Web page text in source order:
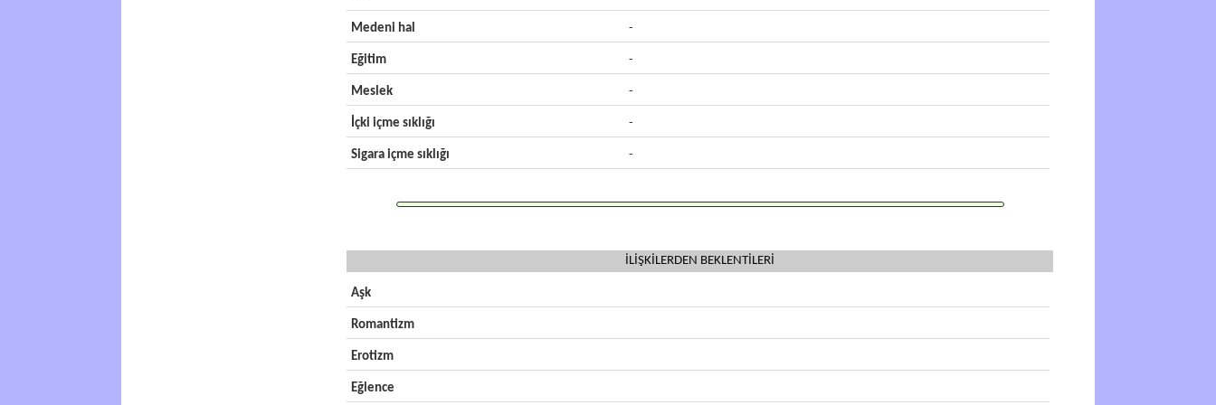
Medeni hal -
Eğitim -
Meslek -
İçki içme sıklığı -
Sigara içme sıklığı -
İLİŞKİLERDEN BEKLENTİLERİ
Aşk
Romantizm
Erotizm
Eğlence